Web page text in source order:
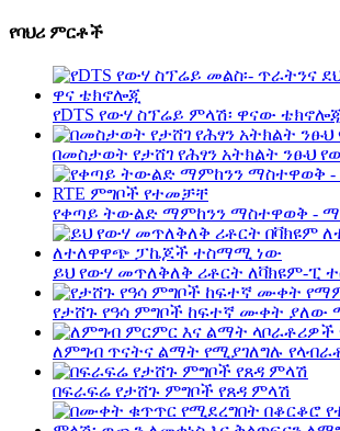
የባህሪ ምርቶች
የDTS የውሃ ስፕሬይ ምላሽ፡ ዋናው
በመስታወት የታሸገ የሕፃን አትክልት ንፁህ
የቀጣይ ትውልድ ማምከንን ማስተዋወቅ -
ይህ የውሃ መጥለቅለቅ ሪቶርት ለቫክዩም-ፒ
የታሸጉ የዓሳ ምግቦች ከፍተኛ ሙቀት ያለው
ለምግብ ጥናትና ልማት የሚያገለግሉ
በፍራፍሬ የታሸጉ ምግቦች የጸዳ ምላሽ